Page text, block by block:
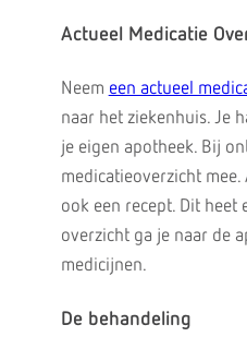
Actueel Medicatie
Neem een actueel
naar het ziekenhuis. Je
je eigen apotheek. Bij
medicatieoverzicht
ook een recept. Dit heet
overzicht ga je naar de
medicijnen.
De behandeling